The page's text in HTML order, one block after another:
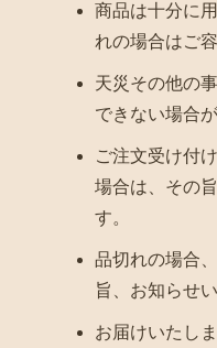
商品は十分に
れの場合はご
天災その他の
できない場合
ご注文受け付
場合は、その
す。
品切れの場合
旨、お知らせ
お届けいたし